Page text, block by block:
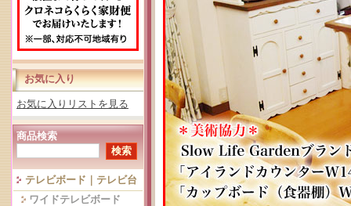
お気に入り
お気に入りリストを見る
商品検索
テレビボード｜テレビ台
ワイドテレビボード